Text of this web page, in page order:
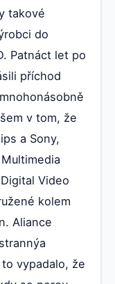
takové
do
Patnáct let po
příchod
v tom, že
a Sony,
Video
kolem
Aliance
vypadalo, že